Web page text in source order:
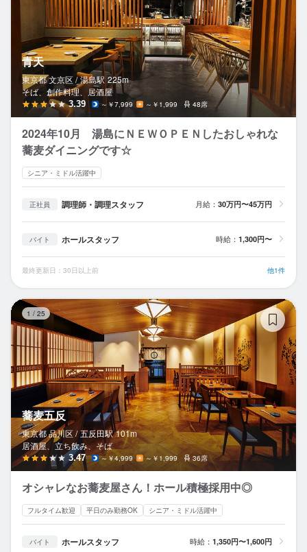
青天
東京都 文京区 / 湯島駅 225m
そば、創作料理、居酒屋
3.39 ～￥7,999 ～￥1,999 48席
2024年10月 湯島にＮＥＷＯＰＥＮしたおしゃれな
蕎麦ダイニングです☆
シニア・ミドル活躍中
正社員 調理師・調理スタッフ 月給： 30万円〜45万円
バイト ホールスタッフ 時給： 1,300円〜
最終更新日：30日以上前 他1件
1 / 25
蕎麦五反
東京都 品川区 / 五反田駅 101m
居酒屋、立ち飲み、そば
3.47 ～￥4,999 ～￥1,999 36席
オシャレなお蕎麦屋さん！ホール積極採用中◎
フルタイム歓迎 平日のみ勤務OK シニア・ミドル活躍中
バイト ホールスタッフ 時給： 1,350円〜1,600円